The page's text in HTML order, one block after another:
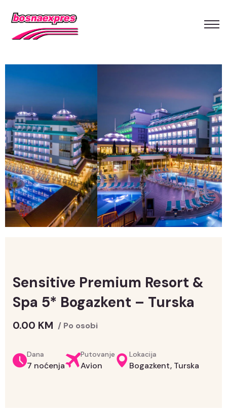
Sensitive Premium Resort &
Spa 5* Bogazkent – Turska
0.00 KM / Po osobi
Dana
7 noćenja
Putovanje
Avion
Lokacija
Bogazkent, Turska